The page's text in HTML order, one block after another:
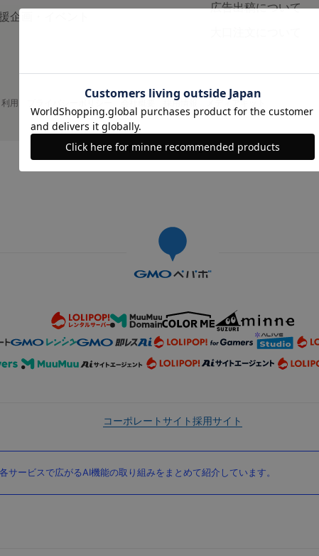
企画・イベント
広告出稿について
用 採用情報 メディアキット
©GMO Pepabo, Inc. All rights reserved.
コーポレートサイト採用サイト
サービスで広がるAI機能の取り組みをまとめて紹介しています。